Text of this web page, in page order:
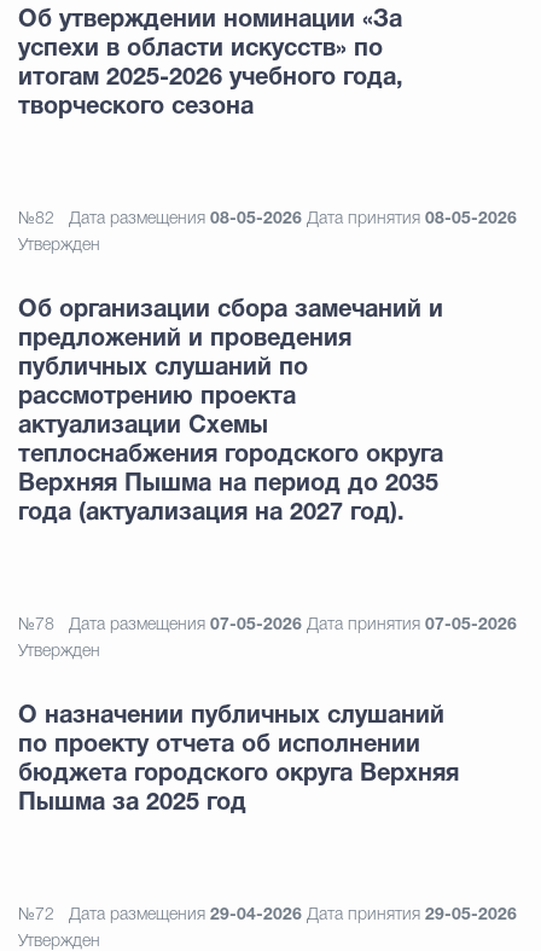
Об утверждении номинации «За
успехи в области искусств» по
итогам 2025-2026 учебного года,
творческого сезона
№82 Дата размещения 08-05-2026 Дата принятия 08-05-2026
Утвержден
Об организации сбора замечаний и
предложений и проведения
публичных слушаний по
рассмотрению проекта
актуализации Схемы
теплоснабжения городского округа
Верхняя Пышма на период до 2035
года (актуализация на 2027 год).
№78 Дата размещения 07-05-2026 Дата принятия 07-05-2026
Утвержден
О назначении публичных слушаний
по проекту отчета об исполнении
бюджета городского округа Верхняя
Пышма за 2025 год
№72 Дата размещения 29-04-2026 Дата принятия 29-05-2026
Утвержден